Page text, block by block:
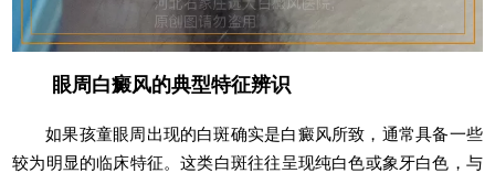
眼周白癜风的典型特征辨识
如果孩童眼周出现的白斑确实是白癜风所致，通常具备一些
较为明显的临床特征。这类白斑往往呈现纯白色或象牙白色，与